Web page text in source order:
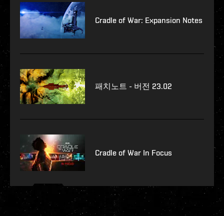
Cradle of War: Expansion Notes
패치노트 - 버전 23.02
Cradle of War In Focus